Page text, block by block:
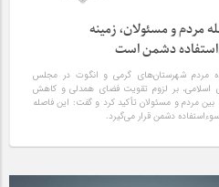
مردم و مسئولان، زمینه
دشمن است
مردم شهرستان‌های گرمی و انگوت در مجلس
اسلامی، بر لزوم تقویت فضای همدلی و کاهش
بین مردم و مسئولان تأکید کرد و گفت: این فاصله
دشمن قرار می‌گیرد.